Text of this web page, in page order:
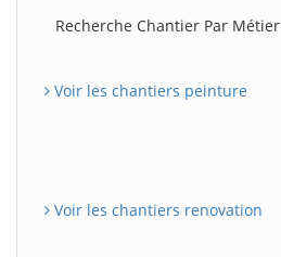
Recherche Chantier Par Métier
Voir les chantiers peinture
Voir les chantiers renovation